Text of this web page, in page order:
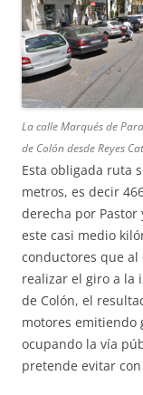
La calle Marqués de
de Colón desde Reyes
Esta obligada ruta
metros, es decir
derecha por Pastor
este casi medio
conductores que al
realizar el giro a la
de Colón, el
motores emitiendo
ocupando la vía
pretende evitar